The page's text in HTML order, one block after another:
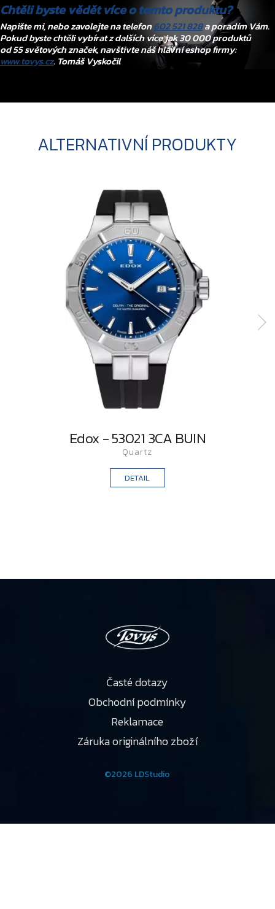
Chtěli byste vědět více o tomto produktu?
Napište mi, nebo zavolejte na telefon602 521 828a poradím Vám.
Pokud byste chtěli vybírat z dalších více jak 30 000 produktů
od 55 světových značek, navštivte náš hlavní eshop firmy:
www.tovys.cz. Tomáš Vyskočil
ALTERNATIVNÍ PRODUKTY
Edox - 53021 3CA BUIN
Quartz
DETAIL
Časté dotazy
Obchodní podmínky
Reklamace
Záruka originálního zboží
©2026 LDStudio